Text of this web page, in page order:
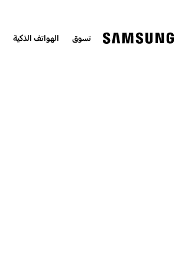
تسوق الهواتف الذكية